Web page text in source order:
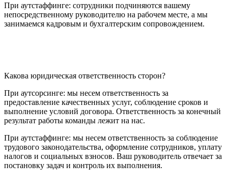
При аутстаффинге: сотрудники подчиняются вашему
непосредственному руководителю на рабочем месте, а мы
занимаемся кадровым и бухгалтерским сопровождением.
Какова юридическая ответственность сторон?
При аутсорсинге: мы несем ответственность за
предоставление качественных услуг, соблюдение сроков и
выполнение условий договора. Ответственность за конечный
результат работы команды лежит на нас.
При аутстаффинге: мы несем ответственность за соблюдение
трудового законодательства, оформление сотрудников, уплату
налогов и социальных взносов. Ваш руководитель отвечает за
постановку задач и контроль их выполнения.